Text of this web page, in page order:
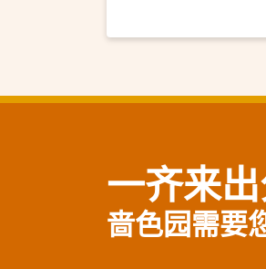
一齐来
啬色园需要